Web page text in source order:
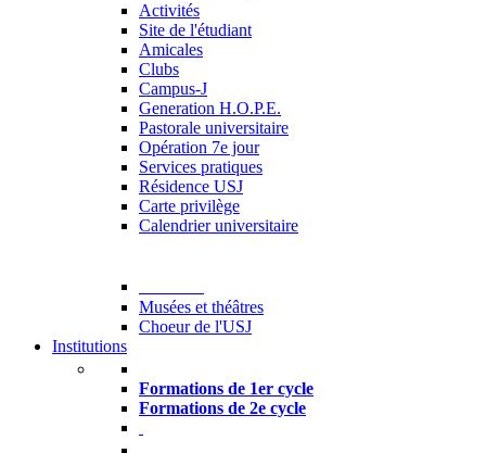
Activités
Site de l'étudiant
Amicales
Clubs
Campus-J
Generation H.O.P.E.
Pastorale universitaire
Opération 7e jour
Services pratiques
Résidence USJ
Carte privilège
Calendrier universitaire
Musées et théâtres
Choeur de l'USJ
Institutions
Formations de 1er cycle
Formations de 2e cycle